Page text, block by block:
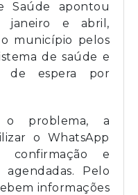
Saúde apontou
janeiro e abril,
município pelos
de saúde e
de espera por
problema, a
o WhatsApp
confirmação e
Pelo
informações